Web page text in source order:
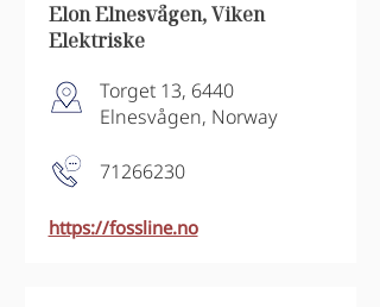
Elon Elnesvågen, Viken
Elektriske
Torget 13, 6440
Elnesvågen, Norway
71266230
https://fossline.no